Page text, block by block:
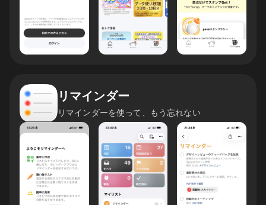
リマインダー
リマインダーを使って、もう忘れない